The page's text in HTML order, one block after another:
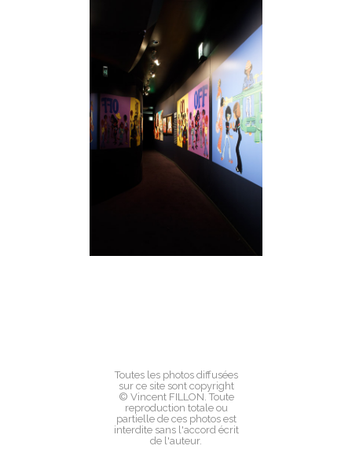
Toutes les photos diffusées
sur ce site sont copyright
© Vincent FILLON. Toute
reproduction totale ou
partielle de ces photos est
interdite sans l'accord écrit
de l'auteur.